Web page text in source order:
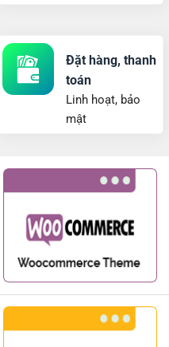
Đặt hàng, thanh
toán
Linh hoạt, bảo
mật